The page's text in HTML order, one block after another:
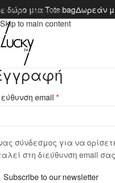
Skip to navigation
Skip to main content
μια Tote bagΔωρεάν
email *
σύνδεσμος για να
στη διεύθυνση email σας
Subscribe to our newsletter